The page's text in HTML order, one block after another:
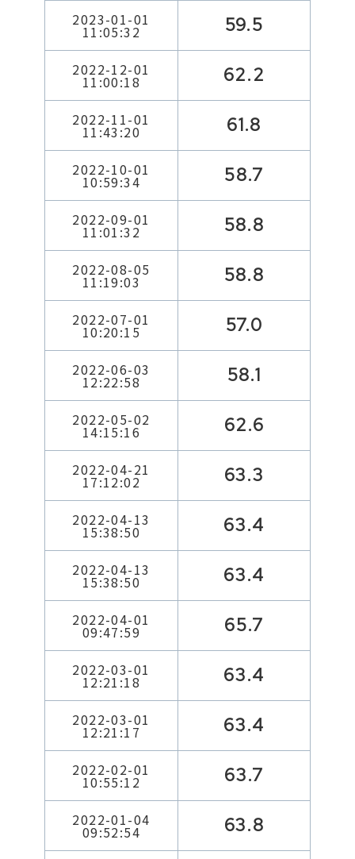
2023-01-01
11:05:32 59.5
2022-12-01
11:00:18 62.2
2022-11-01
11:43:20 61.8
2022-10-01
10:59:34 58.7
2022-09-01
11:01:32 58.8
2022-08-05
11:19:03 58.8
2022-07-01
10:20:15 57.0
2022-06-03
12:22:58 58.1
2022-05-02
14:15:16 62.6
2022-04-21
17:12:02 63.3
2022-04-13
15:38:50 63.4
2022-04-13
15:38:50 63.4
2022-04-01
09:47:59 65.7
2022-03-01
12:21:18 63.4
2022-03-01
12:21:17 63.4
2022-02-01
10:55:12 63.7
2022-01-04
09:52:54 63.8